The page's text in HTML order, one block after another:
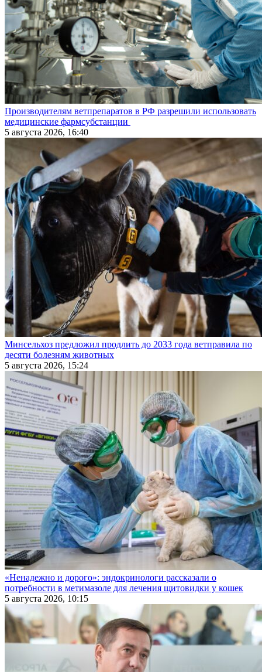
Производителям ветпрепаратов в РФ разрешили использовать
медицинские фармсубстанции
5 августа 2026, 16:40
Минсельхоз предложил продлить до 2033 года ветправила по
десяти болезням животных
5 августа 2026, 15:24
«Ненадежно и дорого»: эндокринологи рассказали о
потребности в метимазоле для лечения щитовидки у кошек
5 августа 2026, 10:15